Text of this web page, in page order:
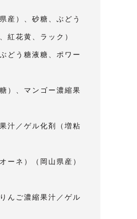
産）、砂糖、ぶどう
紅花黄、ラック）
どう糖液糖、ポワー
）、マンゴー濃縮果
汁／ゲル化剤（増粘
ーネ）（岡山県産）
んご濃縮果汁／ゲル